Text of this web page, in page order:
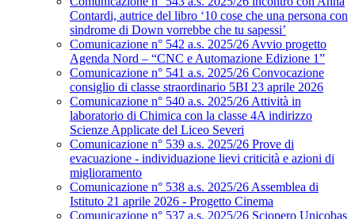
Contardi, autrice del libro ‘10 cose che una persona con
sindrome di Down vorrebbe che tu sapessi’
Comunicazione n° 542 a.s. 2025/26 Avvio progetto
Agenda Nord – “CNC e Automazione Edizione 1”
Comunicazione n° 541 a.s. 2025/26 Convocazione
consiglio di classe straordinario 5BI 23 aprile 2026
Comunicazione n° 540 a.s. 2025/26 Attività in
laboratorio di Chimica con la classe 4A indirizzo
Scienze Applicate del Liceo Severi
Comunicazione n° 539 a.s. 2025/26 Prove di
evacuazione - individuazione lievi criticità e azioni di
miglioramento
Comunicazione n° 538 a.s. 2025/26 Assemblea di
Istituto 21 aprile 2026 - Progetto Cinema
Comunicazione n° 537 a.s. 2025/26 Sciopero Unicobas